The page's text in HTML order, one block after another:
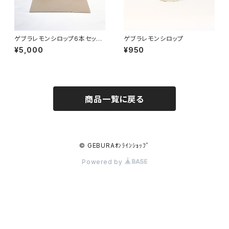
ゲブラレモンシロップ6本セット
【割安】
¥5,000
ゲブラレモンシロップ
¥950
商品一覧に戻る
© GEBURAｵﾝﾗｲﾝｼｮｯﾌﾟ
Powered by